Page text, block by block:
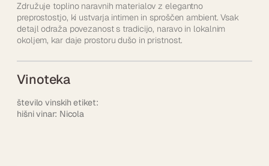
Združuje toplino naravnih materialov z elegantno
preprostostjo, ki ustvarja intimen in sproščen ambient. Vsak
detajl odraža povezanost s tradicijo, naravo in lokalnim
okoljem, kar daje prostoru dušo in pristnost.
Vinoteka
število vinskih etiket:
hišni vinar: Nicola